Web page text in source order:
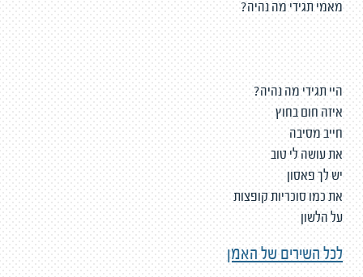
מאמי תגידי מה נהיה?
היי תגידי מה נהיה?
איזה חום בחוץ
חייב מסיבה
את עושה לי טוב
יש לך פאסון
את כמו סוכריות קופצות
על הלשון
לכל השירים של האמן